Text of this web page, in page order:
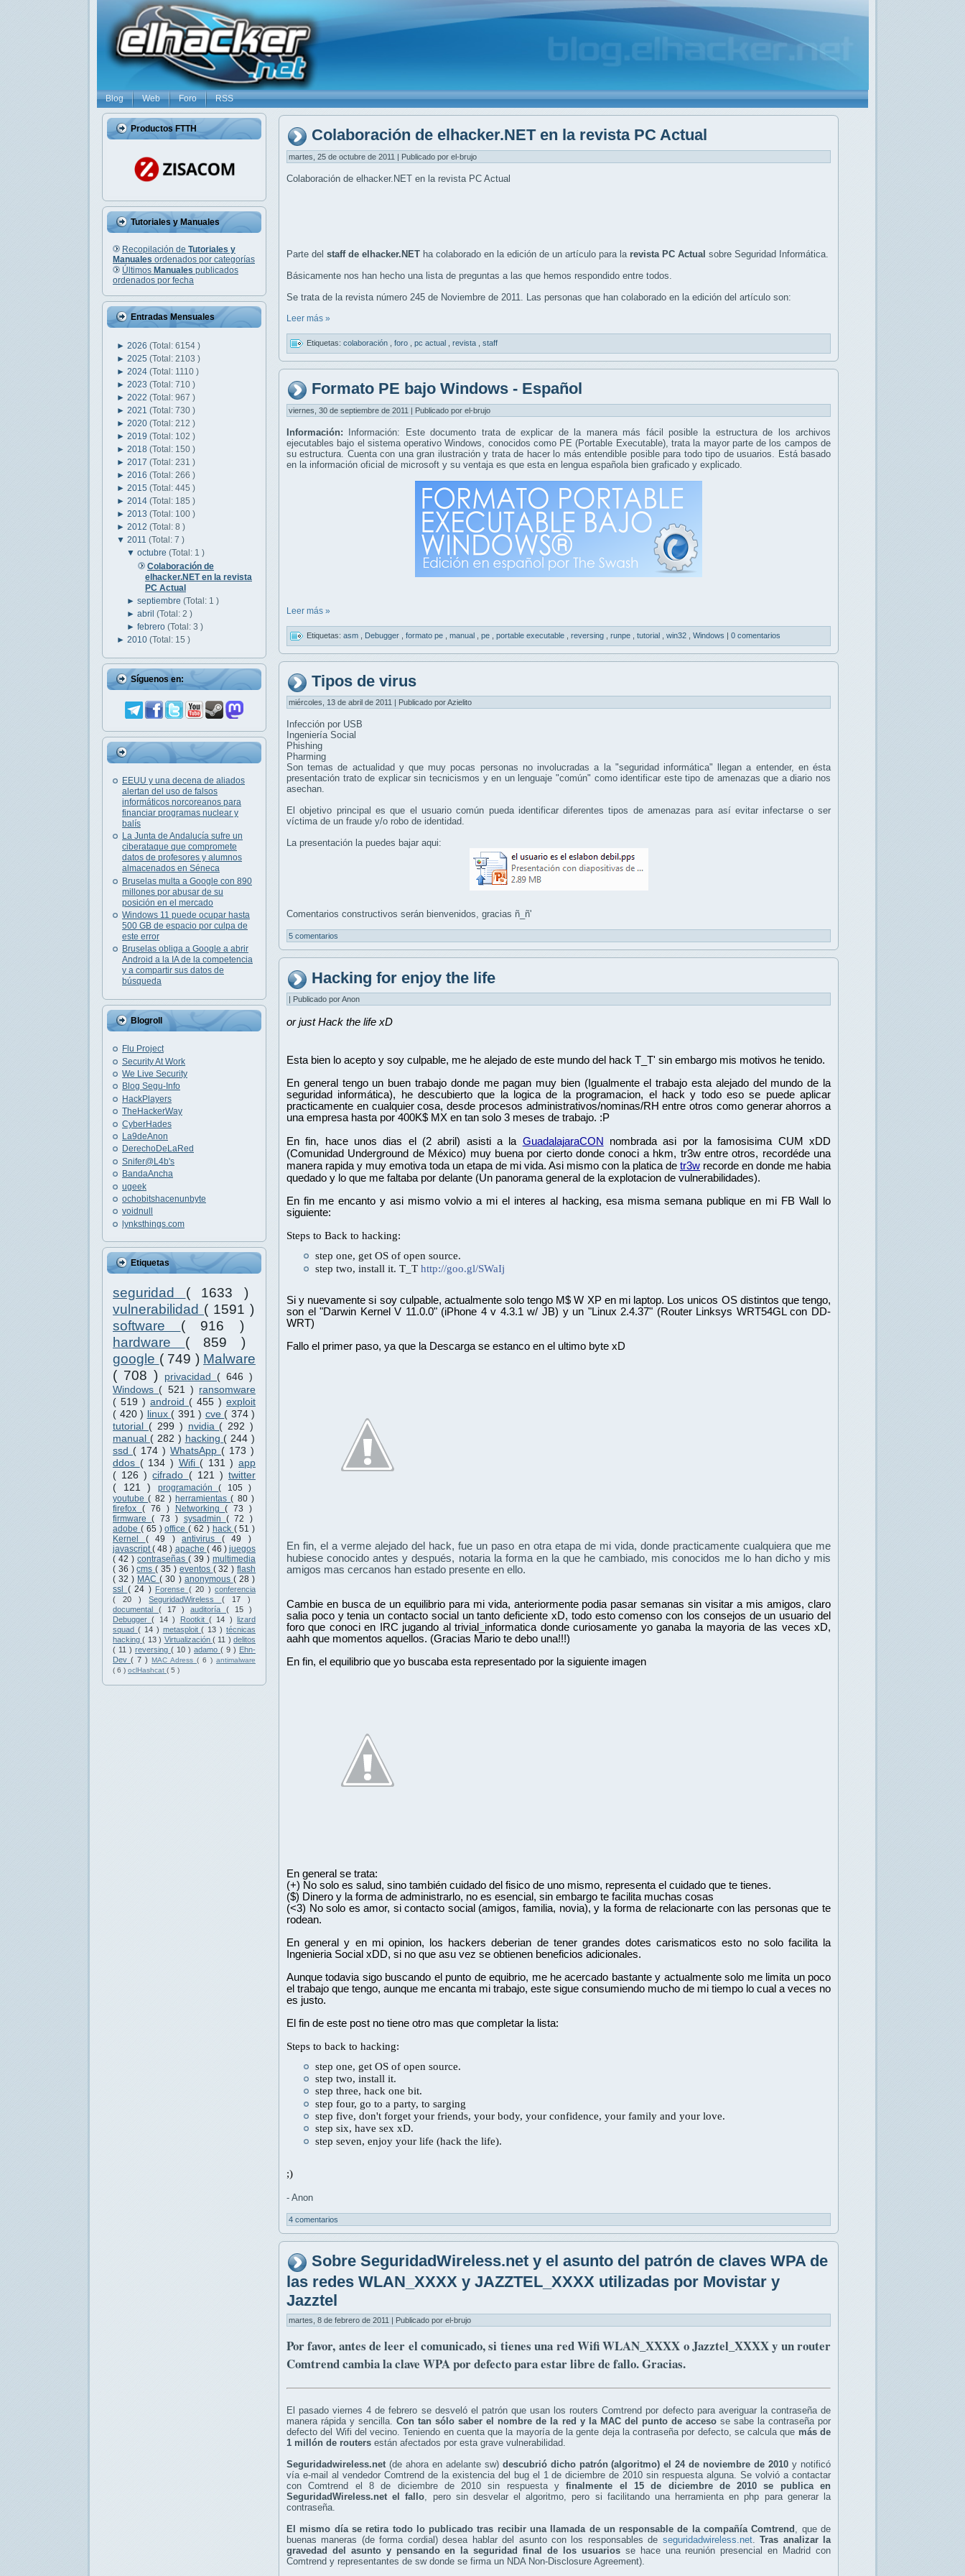
Blog Web Foro RSS
Productos FTTH
Tutoriales y Manuales
Recopilación de Tutoriales y
Manuales ordenados por categorías
Últimos Manuales publicados
ordenados por fecha
Entradas Mensuales
► 2026 (Total: 6154 )
► 2025 (Total: 2103 )
► 2024 (Total: 1110 )
► 2023 (Total: 710 )
► 2022 (Total: 967 )
► 2021 (Total: 730 )
► 2020 (Total: 212 )
► 2019 (Total: 102 )
► 2018 (Total: 150 )
► 2017 (Total: 231 )
► 2016 (Total: 266 )
► 2015 (Total: 445 )
► 2014 (Total: 185 )
► 2013 (Total: 100 )
► 2012 (Total: 8 )
▼ 2011 (Total: 7 )
▼octubre(Total: 1 )
Colaboración de
elhacker.NET en la revista
PC Actual
►septiembre(Total: 1 )
►abril(Total: 2 )
►febrero(Total: 3 )
► 2010 (Total: 15 )
Síguenos en:
EEUU y una decena de aliados
alertan del uso de falsos
informáticos norcoreanos para
financiar programas nuclear y
balís
La Junta de Andalucía sufre un
ciberataque que compromete
datos de profesores y alumnos
almacenados en Séneca
Bruselas multa a Google con 890
millones por abusar de su
posición en el mercado
Windows 11 puede ocupar hasta
500 GB de espacio por culpa de
este error
Bruselas obliga a Google a abrir
Android a la IA de la competencia
y a compartir sus datos de
búsqueda
Blogroll
Flu Project
Security At Work
We Live Security
Blog Segu-Info
HackPlayers
TheHackerWay
CyberHades
La9deAnon
DerechoDeLaRed
Snifer@L4b's
BandaAncha
ugeek
ochobitshacenunbyte
voidnull
lynksthings.com
Etiquetas
seguridad ( 1633 )
vulnerabilidad ( 1591 )
software ( 916 )
hardware ( 859 )
google ( 749 ) Malware
( 708 )
privacidad ( 646 )
Windows ( 521 ) ransomware
( 519 ) android ( 455 ) exploit
( 420 ) linux ( 391 ) cve ( 374 )
tutorial ( 299 ) nvidia ( 292 )
manual ( 282 ) hacking ( 244 )
ssd ( 174 ) WhatsApp ( 173 )
ddos ( 134 ) Wifi ( 131 ) app
( 126 )cifrado ( 121 )twitter
( 121 ) programación( 105 )
youtube( 82 ) herramientas( 80 )
firefox ( 76 ) Networking( 73 )
firmware( 73 ) sysadmin ( 72 )
adobe ( 65 )office( 62 ) hack ( 51 )
Kernel ( 49 ) antivirus ( 49 )
javascript( 48 ) apache ( 46 ) juegos
( 42 ) contraseñas ( 39 ) multimedia
( 36 )cms( 35 ) eventos ( 32 )flash
( 32 ) MAC( 30 ) anonymous ( 28 )
ssl ( 24 ) Forense ( 20 ) conferencia
( 20 )SeguridadWireless ( 17 )
documental ( 17 ) auditoría ( 15 )
Debugger( 14 ) Rootkit ( 14 ) lizard
squad ( 14 ) metasploit( 13 ) técnicas
hacking( 13 ) Virtualización ( 11 ) delitos
( 11 ) reversing ( 10 ) adamo ( 9 ) Ehn-
Dev ( 7 ) MAC Adress ( 6 ) antimalware
( 6 ) oclHashcat ( 5 )
Colaboración de elhacker.NET en la revista PC Actual
martes, 25 de octubre de 2011 | Publicado por el-brujo
Colaboración de elhacker.NET en la revista PC Actual
Parte del staff de elhacker.NET ha colaborado en la edición de un artículo para la revista PC Actual sobre Seguridad Informática.
Básicamente nos han hecho una lista de preguntas a las que hemos respondido entre todos.
Se trata de la revista número 245 de Noviembre de 2011. Las personas que han colaborado en la edición del artículo son:
Leer más »
Etiquetas: colaboración foro pc actual revista staff
Formato PE bajo Windows - Español
viernes, 30 de septiembre de 2011 | Publicado por el-brujo
Información: Información: Este documento trata de explicar de la manera más fácil posible la estructura de los archivos
ejecutables bajo el sistema operativo Windows, conocidos como PE (Portable Executable), trata la mayor parte de los campos de
su estructura. Cuenta con una gran ilustración y trata de hacer lo más entendible posible para todo tipo de usuarios. Está basado
en la información oficial de microsoft y su ventaja es que esta en lengua española bien graficado y explicado.
Leer más »
Etiquetas: asm Debugger formato pe manual pe portable executable reversing runpe tutorial win32 Windows | 0 comentarios
Tipos de virus
miércoles, 13 de abril de 2011 | Publicado por Azielito
Infección por USB
Ingeniería Social
Phishing
Pharming
Son temas de actualidad y que muy pocas personas no involucradas a la "seguridad informática" llegan a entender, en ésta
presentación trato de explicar sin tecnicismos y en un lenguaje "común" como identificar este tipo de amenazas que a diario nos
asechan.
El objetivo principal es que el usuario común pueda identificar diferentes tipos de amenazas para así evitar infectarse o ser
víctima de un fraude y/o robo de identidad.
La presentación la puedes bajar aqui:
Comentarios constructivos serán bienvenidos, gracias ñ_ñ'
5 comentarios
Hacking for enjoy the life
| Publicado por Anon
or just Hack the life xD
Esta bien lo acepto y soy culpable, me he alejado de este mundo del hack T_T' sin embargo mis motivos he tenido.
En general tengo un buen trabajo donde me pagan muy bien (Igualmente el trabajo esta alejado del mundo de la
seguridad informática), he descubierto que la logica de la programacion, el hack y todo eso se puede aplicar
practicamente en cualquier cosa, desde procesos administrativos/nominas/RH entre otros como generar ahorros a
una empresa hasta por 400K$ MX en tan solo 3 meses de trabajo. :P
En fin, hace unos dias el (2 abril) asisti a la GuadalajaraCON
nombrada asi por la famosisima CUM xDD
(Comunidad Underground de México) muy buena por cierto donde conoci a hkm, tr3w entre otros, recordéde una
manera rapida y muy emotiva toda un etapa de mi vida. Asi mismo con la platica de tr3w recorde en donde me habia
quedado y lo que me faltaba por delante (Un panorama general de la explotacion de vulnerabilidades).
En fin me encanto y asi mismo volvio a mi el interes al hacking, esa misma semana publique en mi FB Wall lo
siguiente:
Steps to Back to hacking:
step one, get OS of open source.
step two, install it. T_T http://goo.gl/SWaIj
Si y nuevamente si soy culpable, actualmente solo tengo M$ W XP en mi laptop. Los unicos OS distintos que tengo,
son el "Darwin Kernel V 11.0.0" (iPhone 4 v 4.3.1 w/ JB) y un "Linux 2.4.37" (Router Linksys WRT54GL con DD-
WRT)
Fallo el primer paso, ya que la Descarga se estanco en el ultimo byte xD
En fin, el a verme alejado del hack, fue un paso en otra etapa de mi vida, donde practicamente cualquiera que me
hubiese conocido antes y después, notaria la forma en la que he cambiado, mis conocidos me lo han dicho y mis
amigos mas cercanos han estado presente en ello.
Cambie en busca de un equilibrio para mi vida, anteriormente podia pasar semanas sin visitar a mis amigos, claro
salia poco y tenia un contacto social un tanto deficiente xD, todo esto comenso con los consejos de un usuario del
foro que conoci en IRC jugando al trivial_informatica donde curiosamente yo ganaba la mayoria de las veces xD,
aahh que momentos aquellos. (Gracias Mario te debo una!!!)
En fin, el equilibrio que yo buscaba esta representado por la siguiente imagen
En general se trata:
(+) No solo es salud, sino también cuidado del fisico de uno mismo, representa el cuidado que te tienes.
($) Dinero y la forma de administrarlo, no es esencial, sin embargo te facilita muchas cosas
(<3) No solo es amor, si contacto social (amigos, familia, novia), y la forma de relacionarte con las personas que te
rodean.
En general y en mi opinion, los hackers deberian de tener grandes dotes carismaticos esto no solo facilita la
Ingenieria Social xDD, si no que asu vez se obtienen beneficios adicionales.
Aunque todavia sigo buscando el punto de equibrio, me he acercado bastante y actualmente solo me limita un poco
el trabajo que tengo, aunque me encanta mi trabajo, este sigue consumiendo mucho de mi tiempo lo cual a veces no
es justo.
El fin de este post no tiene otro mas que completar la lista:
Steps to back to hacking:
step one, get OS of open source.
step two, install it.
step three, hack one bit.
step four, go to a party, to sarging
step five, don't forget your friends, your body, your confidence, your family and your love.
step six, have sex xD.
step seven, enjoy your life (hack the life).
;)
- Anon
4 comentarios
Sobre SeguridadWireless.net y el asunto del patrón de claves WPA de
las redes WLAN_XXXX y JAZZTEL_XXXX utilizadas por Movistar y
Jazztel
martes, 8 de febrero de 2011 | Publicado por el-brujo
Por favor, antes de leer el comunicado, si tienes una red Wifi WLAN_XXXX o Jazztel_XXXX y un router
Comtrend cambia la clave WPA por defecto para estar libre de fallo. Gracias.
El pasado viernes 4 de febrero se desveló el patrón que usan los routers Comtrend por defecto para averiguar la contraseña de
manera rápida y sencilla. Con tan sólo saber el nombre de la red y la MAC del punto de accesose sabe la contraseña por
defecto del Wifi del vecino. Teniendo en cuenta que la mayoría de la gente deja la contraseña por defecto, se calcula que más de
1 millón de routers están afectados por esta grave vulnerabilidad.
Seguridadwireless.net (de ahora en adelante sw) descubrió dicho patrón (algoritmo) el 24 de noviembre de 2010 y notificó
vía e-mail al vendedor Comtrend de la existencia del bug el 1 de diciembre de 2010 sin respuesta alguna. Se volvió a contactar
con Comtrend el 8 de diciembre de 2010 sin respuesta y finalmente el 15 de diciembre de 2010 se publica en
SeguridadWireless.net el fallo , pero sin desvelar el algoritmo, pero si facilitando una herramienta en php para generar la
contraseña.
El mismo día se retira todo lo publicado tras recibir una llamada de un responsable de la compañía Comtrend , que de
buenas maneras (de forma cordial) desea hablar del asunto con los responsables de seguridadwireless.net.
Tras analizar la
gravedad del asunto y pensando en la seguridad final de los usuariosse hace una reunión presencial en Madrid con
Comtrend y representantes de sw donde se firma un NDA Non-Disclosure Agreement).